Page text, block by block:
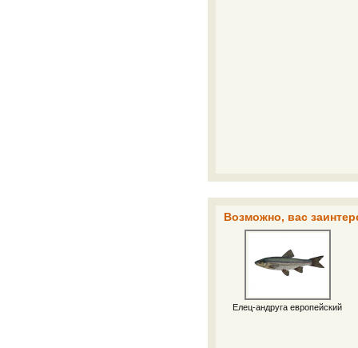
Возможно, вас
Елец-андруга европейский